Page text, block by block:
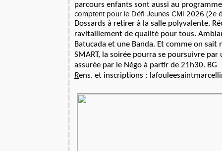
parcours enfants sont aussi au
comptent pour le Défi Jeunes CMI 2026 (2e
Dossards à retirer à la salle polyvalente.
ravitaillement de qualité pour tous.
Batucada et une Banda. Et comme on sait
SMART, la soirée pourra se poursuivre
assurée par le Négo à partir de 21h30. BG
Rens. et inscriptions :